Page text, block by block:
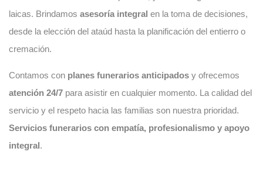
laicas. Brindamos asesoría integral en la toma de decisiones,
desde la elección del ataúd hasta la planificación del entierro o
cremación.
Contamos con planes funerarios anticipados y ofrecemos
atención 24/7 para asistir en cualquier momento. La calidad del
servicio y el respeto hacia las familias son nuestra prioridad.
Servicios funerarios con empatía, profesionalismo y apoyo
integral.